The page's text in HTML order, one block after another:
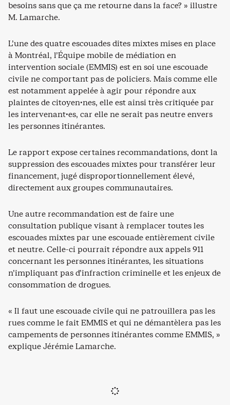
besoins sans que ça me retourne dans la face? » illustre
M. Lamarche.
L’une des quatre escouades dites mixtes mises en place
à Montréal, l’Équipe mobile de médiation en
intervention sociale (EMMIS) est en soi une escouade
civile ne comportant pas de policiers. Mais comme elle
est notamment appelée à agir pour répondre aux
plaintes de citoyen·nes, elle est ainsi très critiquée par
les intervenant·es, car elle ne serait pas neutre envers
les personnes itinérantes.
Le rapport expose certaines recommandations, dont la
suppression des escouades mixtes pour transférer leur
financement, jugé disproportionnellement élevé,
directement aux groupes communautaires.
Une autre recommandation est de faire une
consultation publique visant à remplacer toutes les
escouades mixtes par une escouade entièrement civile
et neutre. Celle-ci pourrait répondre aux appels 911
concernant les personnes itinérantes, les situations
n’impliquant pas d’infraction criminelle et les enjeux de
consommation de drogues.
« Il faut une escouade civile qui ne patrouillera pas les
rues comme le fait EMMIS et qui ne démantèlera pas les
campements de personnes itinérantes comme EMMIS, »
explique Jérémie Lamarche.